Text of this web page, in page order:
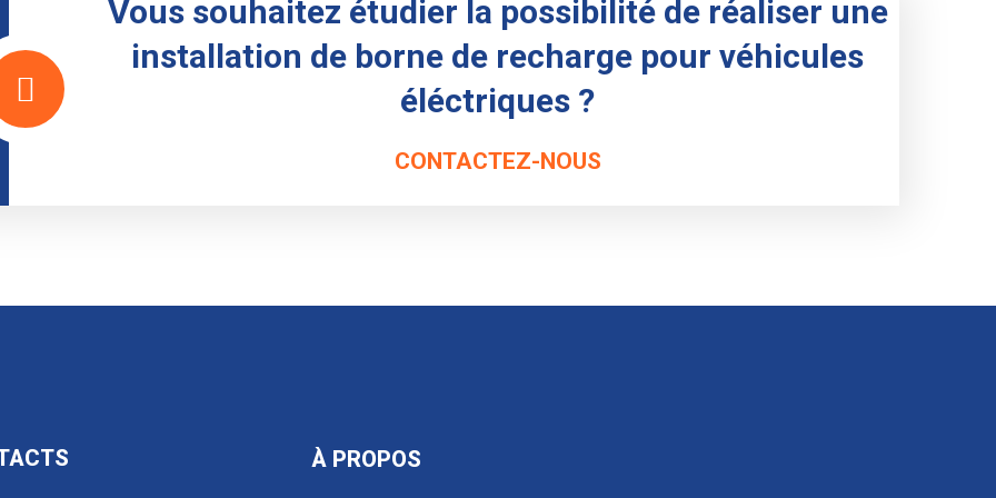
Vous souhaitez étudier la possibilité de réaliser une
installation de borne de recharge pour véhicules
éléctriques ?
CONTACTEZ-NOUS
À PROPOS